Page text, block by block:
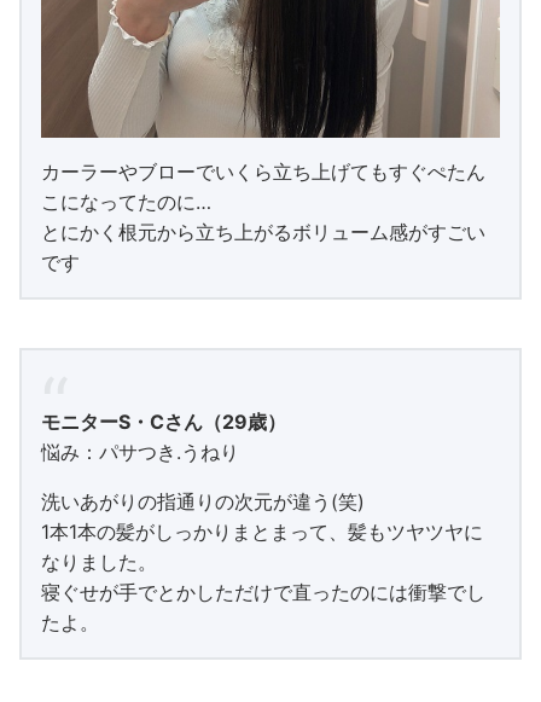
カーラーやブローでいくら立ち上げてもすぐぺたん
こになってたのに…
とにかく根元から立ち上がるボリューム感がすごい
です
モニターS・Cさん（29歳）
悩み：パサつき.うねり
洗いあがりの指通りの次元が違う(笑)
1本1本の髪がしっかりまとまって、髪もツヤツヤに
なりました。
寝ぐせが手でとかしただけで直ったのには衝撃でし
たよ。